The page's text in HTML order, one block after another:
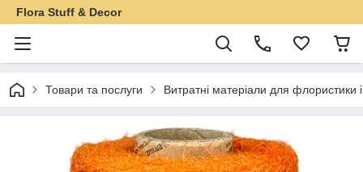
Flora Stuff & Decor
Товари та послуги Витратні матеріали для флористики